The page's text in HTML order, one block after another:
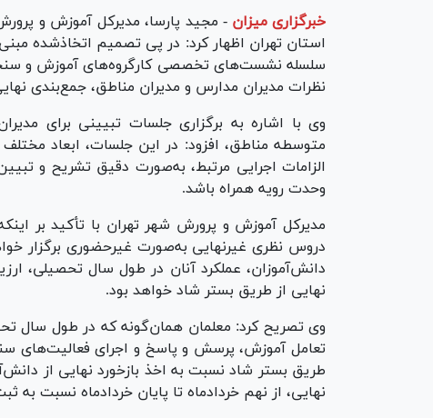
خبرگزاری میزان - مجید پارسا، مدیرکل آموزش‌ و
استان تهران اظهار کرد: در پی تصمیم اتخاذشده
سلسله نشست‌های تخصصی کارگروه‌های آموزش و
نظرات مدیران مدارس و مدیران مناطق، جمع‌بندی
وی با اشاره به برگزاری جلسات تبیینی برای
متوسطه مناطق، افزود: در این جلسات، ابعاد
الزامات اجرایی مرتبط، به‌صورت دقیق تشریح و
وحدت رویه همراه باشد.
مدیرکل آموزش و پرورش شهر تهران با تأکید بر
دروس نظری غیرنهایی به‌صورت غیرحضوری برگزار
دانش‌آموزان، عملکرد آنان در طول سال تحصیلی،
نهایی از طریق بستر شاد خواهد بود.
وی تصریح کرد: معلمان همان‌گونه که در طول سال
تعامل آموزش، پرسش و پاسخ و اجرای فعالیت‌های
طریق بستر شاد نسبت به اخذ بازخورد نهایی از
نهایی، از نهم خردادماه تا پایان خردادماه نسبت به